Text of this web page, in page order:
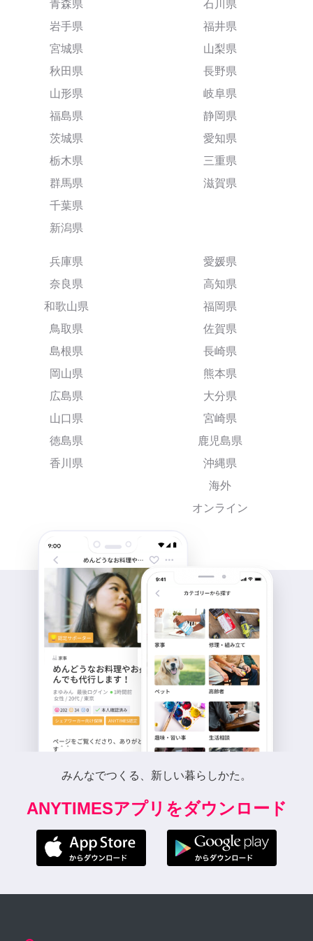
青森県
岩手県
宮城県
秋田県
山形県
福島県
茨城県
栃木県
群馬県
千葉県
新潟県
石川県
福井県
山梨県
長野県
岐阜県
静岡県
愛知県
三重県
滋賀県
兵庫県
奈良県
和歌山県
鳥取県
島根県
岡山県
広島県
山口県
徳島県
香川県
愛媛県
高知県
福岡県
佐賀県
長崎県
熊本県
大分県
宮崎県
鹿児島県
沖縄県
海外
オンライン
みんなでつくる、新しい暮らしかた。
ANYTIMESアプリをダウンロード